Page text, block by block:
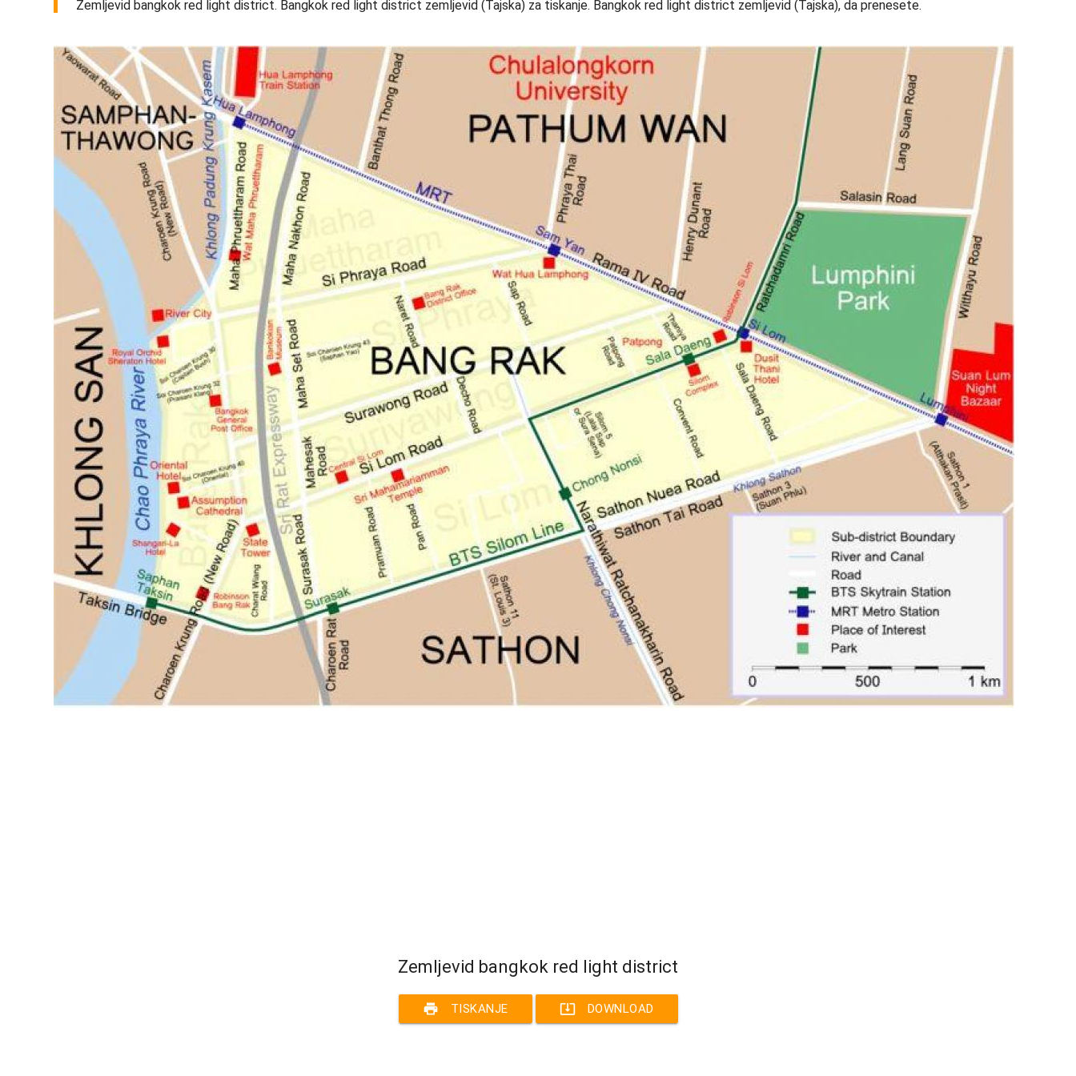
Zemljevid bangkok red light district. Bangkok red light district zemljevid (Tajska) za tiskanje. Bangkok red light district zemljevid (Tajska), da prenesete.
Zemljevid bangkok red light district
print TISKANJE system_update_alt DOWNLOAD